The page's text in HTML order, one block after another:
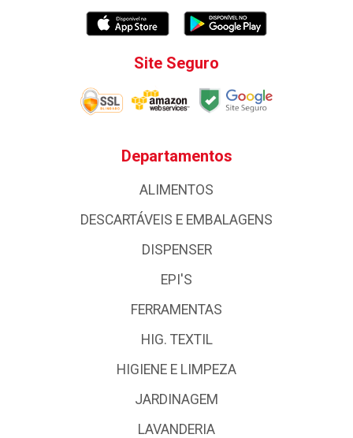
Site Seguro
Departamentos
ALIMENTOS
DESCARTÁVEIS E EMBALAGENS
DISPENSER
EPI'S
FERRAMENTAS
HIG. TEXTIL
HIGIENE E LIMPEZA
JARDINAGEM
LAVANDERIA